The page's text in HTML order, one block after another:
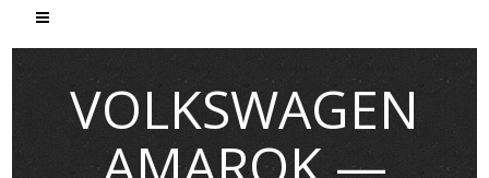
VOLKSWAGEN